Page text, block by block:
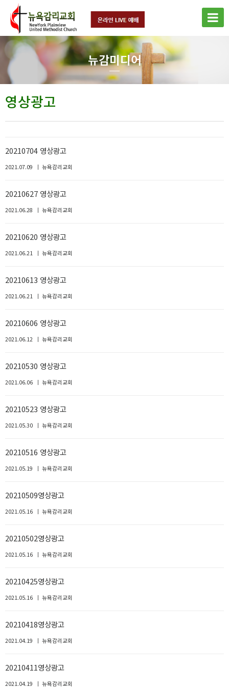
뉴감미디어
영상광고
20210704 영상광고
2021.07.09 뉴욕감리교회
20210627 영상광고
2021.06.28 뉴욕감리교회
20210620 영상광고
2021.06.21 뉴욕감리교회
20210613 영상광고
2021.06.21 뉴욕감리교회
20210606 영상광고
2021.06.12 뉴욕감리교회
20210530 영상광고
2021.06.06 뉴욕감리교회
20210523 영상광고
2021.05.30 뉴욕감리교회
20210516 영상광고
2021.05.19 뉴욕감리교회
20210509영상광고
2021.05.16 뉴욕감리교회
20210502영상광고
2021.05.16 뉴욕감리교회
20210425영상광고
2021.05.16 뉴욕감리교회
20210418영상광고
2021.04.19 뉴욕감리교회
20210411영상광고
2021.04.19 뉴욕감리교회